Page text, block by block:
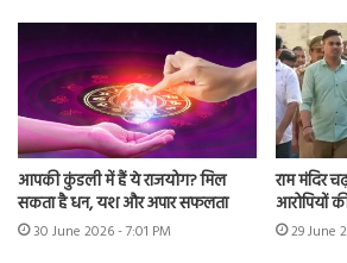
आपकी कुंडली में हैं ये राजयोग? मिल
सकता है धन, यश और अपार सफलता
30 June 2026 - 7:01 PM
राम मंदिर
आरोपियों
29 June